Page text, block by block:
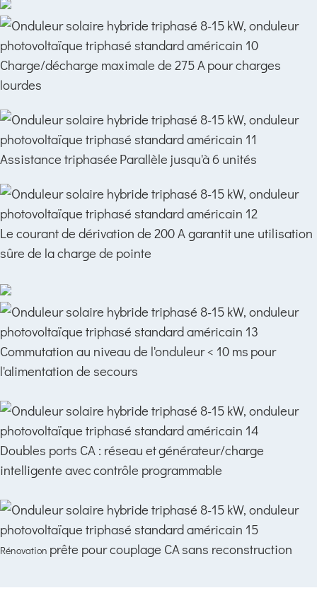
Charge/décharge maximale de 275 Apour charges
lourdes
Assistance triphasée Parallèle jusqu'à 6 unités
Le courant de dérivation de 200 A garantitune utilisation
sûre de la charge de pointe
Commutation au niveau de l'onduleur < 10 ms pour
l'alimentation de secours
Doubles ports CA : réseau etgénérateur/charge
intelligente aveccontrôle programmable
Rénovation prête pour couplage CAsans reconstruction